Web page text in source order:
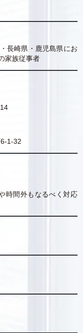
長崎県・鹿児島県にお
家族従事者
1-32
時間外もなるべく対応